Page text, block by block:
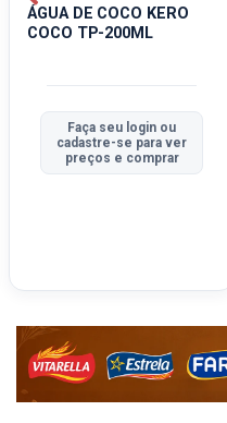
ÁGUA DE COCO KERO
COCO TP-200ML
Faça seu login ou
cadastre-se para ver
preços e comprar